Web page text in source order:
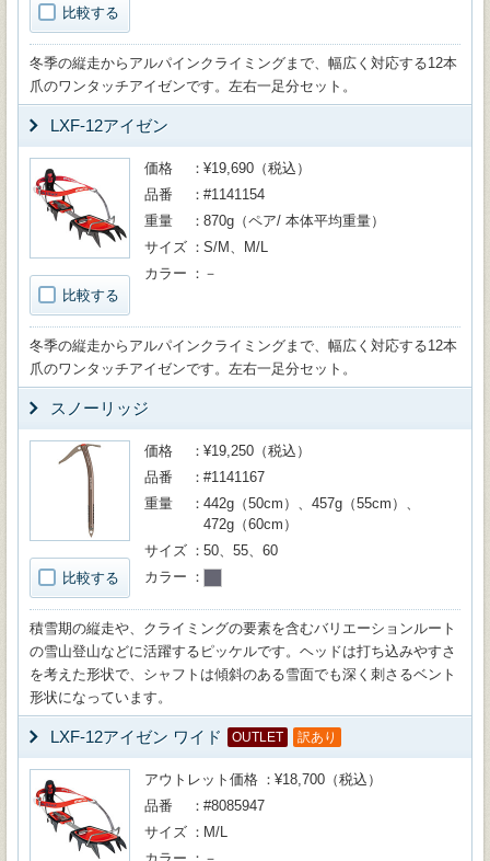
比較する
冬季の縦走からアルパインクライミングまで、幅広く対応する12本
爪のワンタッチアイゼンです。左右一足分セット。
LXF-12アイゼン
比較する
価格
¥19,690（税込）
品番
#1141154
重量
870g（ペア/ 本体平均重量）
サイズ
S/M、M/L
カラー
－
冬季の縦走からアルパインクライミングまで、幅広く対応する12本
爪のワンタッチアイゼンです。左右一足分セット。
スノーリッジ
比較する
価格
¥19,250（税込）
品番
#1141167
重量
442g（50cm）、457g（55cm）、
472g（60cm）
サイズ
50、55、60
カラー
積雪期の縦走や、クライミングの要素を含むバリエーションルート
の雪山登山などに活躍するピッケルです。ヘッドは打ち込みやすさ
を考えた形状で、シャフトは傾斜のある雪面でも深く刺さるベント
形状になっています。
LXF-12アイゼン ワイド OUTLET 訳あり
アウトレット価格
¥18,700（税込）
品番
#8085947
サイズ
M/L